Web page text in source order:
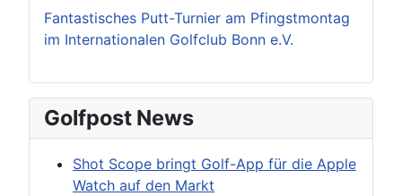
Fantastisches Putt-Turnier am Pfingstmontag
im Internationalen Golfclub Bonn e.V.
Golfpost News
Shot Scope bringt Golf-App für die Apple
Watch auf den Markt